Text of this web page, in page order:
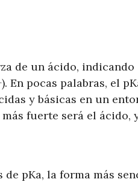
de un ácido,
En pocas palabras, el
y básicas en un
fuerte será el ácido,
pKa, la forma más